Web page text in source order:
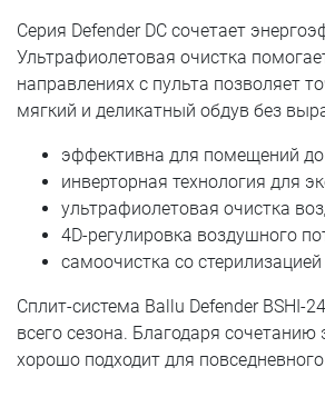
Серия Defender DC сочетает
Ультрафиолетовая очистка
направлениях с пульта позволяет
мягкий и деликатный обдув без
эффективна для помещений
инверторная технология для
ультрафиолетовая очистка
4D-регулировка воздушного
самоочистка со
Сплит-система Ballu Defender
всего сезона. Благодаря
хорошо подходит для